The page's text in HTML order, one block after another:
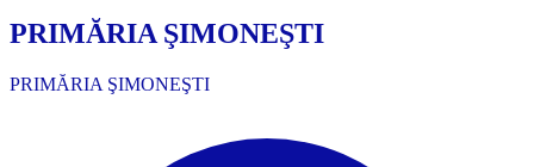
PRIMĂRIA ŞIMONEŞTI
PRIMĂRIA ŞIMONEŞTI